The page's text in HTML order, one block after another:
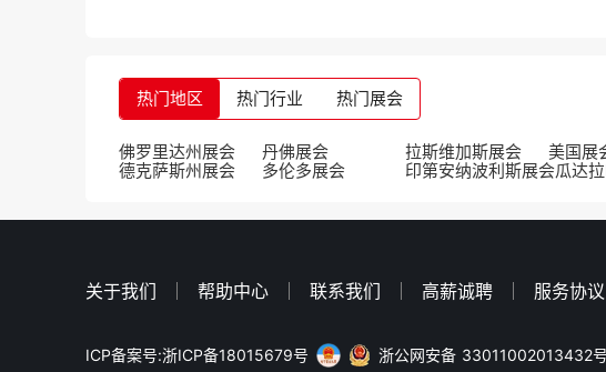
热门地区 热门行业 热门展会
佛罗里达州展会 丹佛展会 拉斯维加斯展会 美国展
德克萨斯州展会
多伦多展会 印第安纳波利斯展会瓜达
关于我们 帮助中心 联系我们 高薪诚聘 服务协议
ICP备案号:浙ICP备18015679号 浙公网安备 33011002013432号